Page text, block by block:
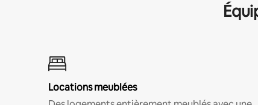
Locations meublées